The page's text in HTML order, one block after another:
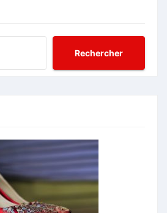
Rechercher